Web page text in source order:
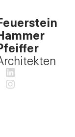
Inhalt
springen
LinkedIn
Instagram